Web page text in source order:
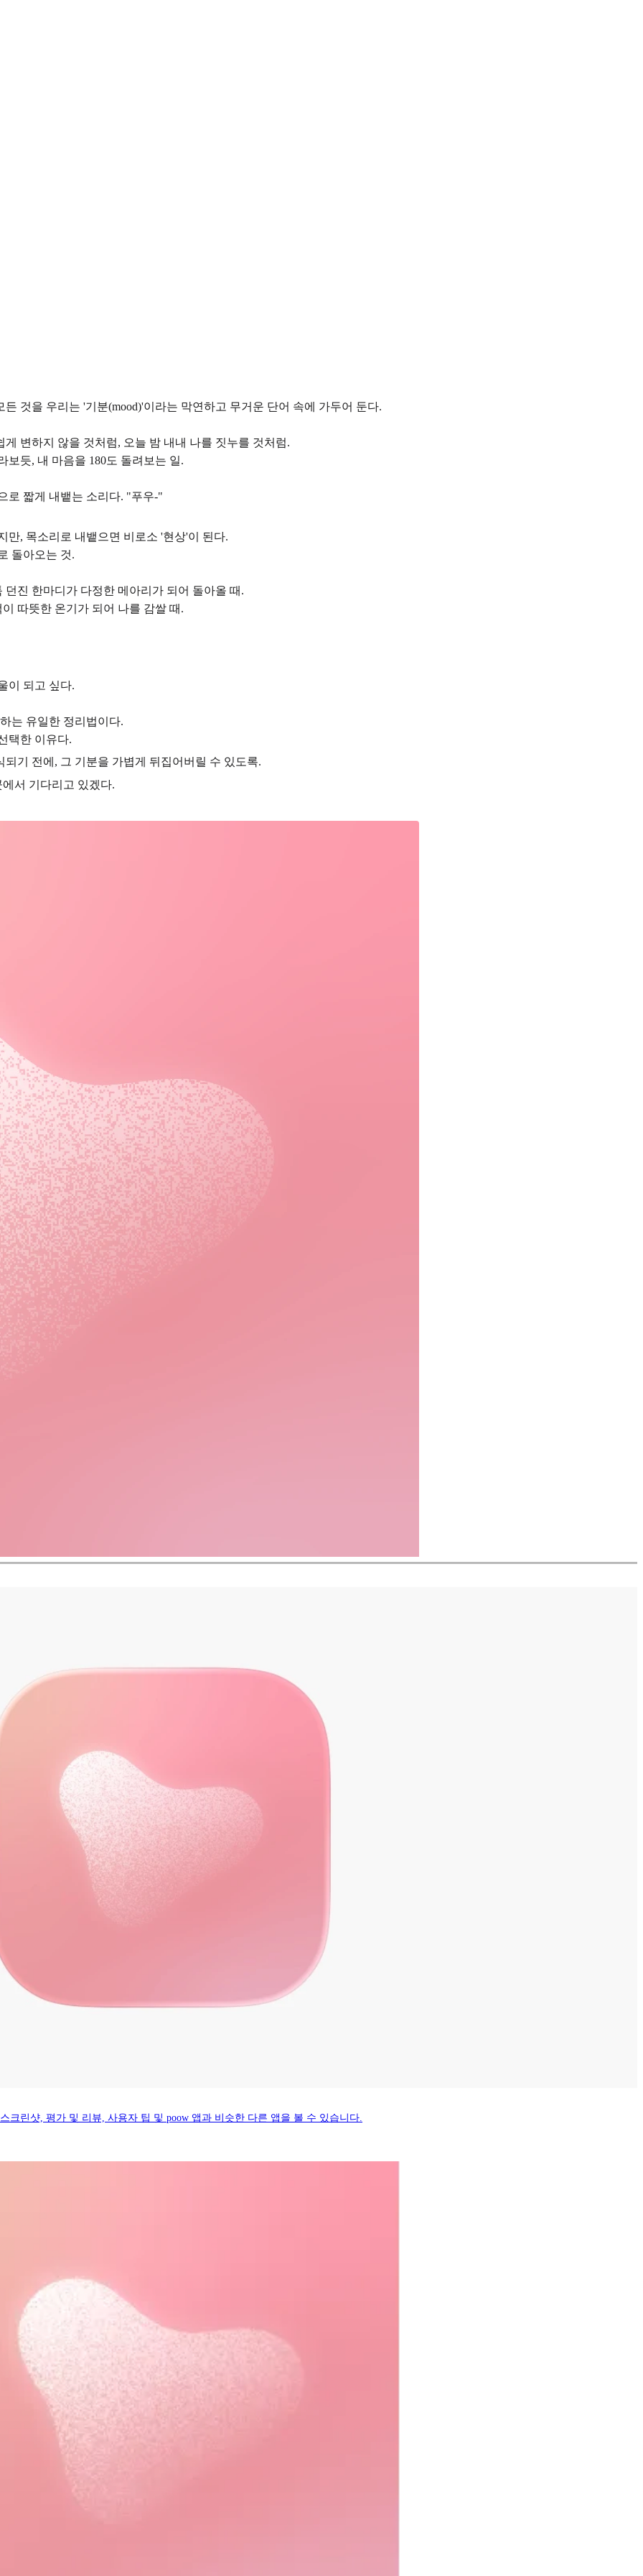
것을 우리는 '기분(mood)'이라는 막연하고 무거운 단어 속에 가두어 둔다.
변하지 않을 것처럼, 오늘 밤 내내 나를 짓누를 것처럼.
보듯, 내 마음을 180도 돌려보는 일.
로 짧게 내뱉는 소리다. "푸우-"
만, 목소리로 내뱉으면 비로소 '현상'이 된다.
돌아오는 것.
진 한마디가 다정한 메아리가 되어 돌아올 때.
따뜻한 온기가 되어 나를 감쌀 때.
이 되고 싶다.
는 유일한 정리법이다.
택한 이유다.
기 전에, 그 기분을 가볍게 뒤집어버릴 수 있도록.
서 기다리고 있겠다.
크린샷, 평가 및 리뷰, 사용자 팁 및 poow 앱과 비슷한 다른 앱을 볼 수 있습니다.